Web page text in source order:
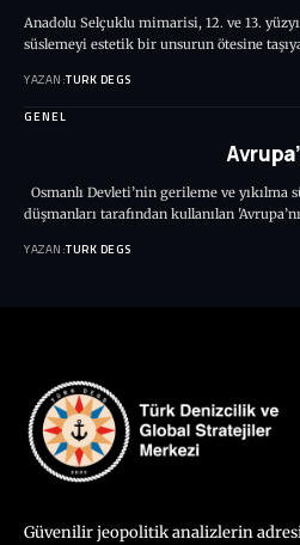
Anadolu Selçuklu mimarisi, 12. ve 13.
süslemeyi estetik bir unsurun ötesine
YAZAN:TURK DEGS
GENEL
Avrupa’nın
Osmanlı Devleti’nin gerileme ve yıkılma
düşmanları tarafından kullanılan
YAZAN:TURK DEGS
Güvenilir jeopolitik analizlerin